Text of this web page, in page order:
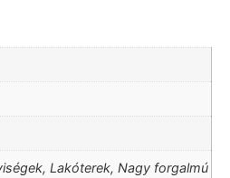
Lakóterek, Nagy forgalmú